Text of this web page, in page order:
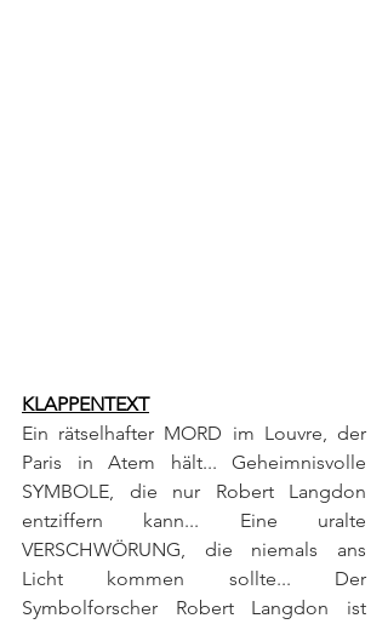
KLAPPENTEXT
Ein rätselhafter MORD im Louvre, der
Paris in Atem hält... Geheimnisvolle
SYMBOLE, die nur Robert Langdon
entziffern kann... Eine uralte
VERSCHWÖRUNG, die niemals ans
Licht kommen sollte... Der
Symbolforscher Robert Langdon ist